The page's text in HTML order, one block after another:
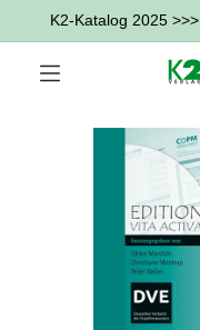
K2-Katalog 2025 >>>